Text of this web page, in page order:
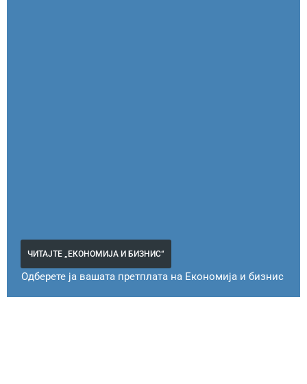
ЧИТАЈТЕ „ЕКОНОМИЈА И БИЗНИС“
Одберете ја вашата претплата на Економија и бизнис